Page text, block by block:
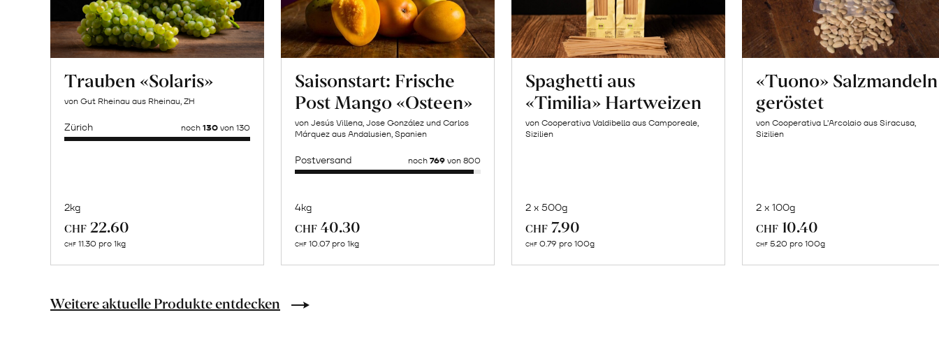
Trauben «Solaris»
von Gut Rheinau aus Rheinau, ZH
Zürich noch 130von 130
2kg
CHF 22.60
CHF 11.30 pro 1kg
Naturbelassene
Lebensmittel
Saisonstart: Frische
Post Mango «Osteen»
von Jesús Villena, Jose González und Carlos
Márquez aus Andalusien, Spanien
Postversand noch 769von 800
4kg
CHF 40.30
CHF 10.07 pro 1kg
Pistazienmus
Spaghetti aus
«Timilia» Hartweizen
von Cooperativa Valdibella aus Camporeale,
Sizilien
2 x 500g
CHF 7.90
CHF 0.79 pro 100g
«Tuono» Salzmandeln
geröstet
von Cooperativa L’Arcolaio aus Siracusa,
Sizilien
2 x 100g
CHF 10.40
CHF 5.20 pro 100g
Weitere aktuelle Produkte entdecken